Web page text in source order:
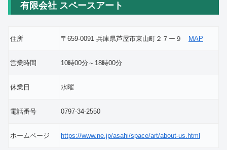
有限会社 スペースアート
住所 〒659-0091 兵庫県芦屋市東山町２７ー９ MAP
営業時間 10時00分～18時00分
休業日 水曜
電話番号 0797-34-2550
ホームページ https://www.ne.jp/asahi/space/art/about-us.html